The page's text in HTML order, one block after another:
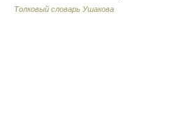
Толковый словарь Ушакова